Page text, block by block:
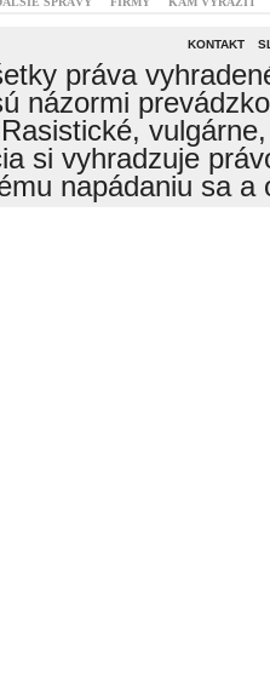
KONTAKT
práva
názormi
si vyhradzuje
napádaniu sa